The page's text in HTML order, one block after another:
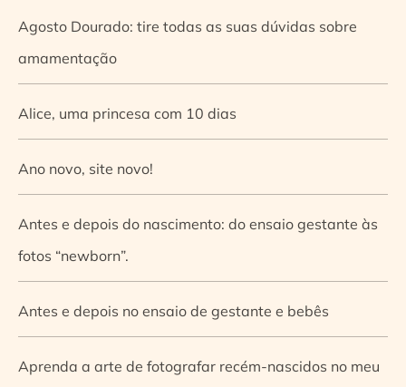
Agosto Dourado: tire todas as suas dúvidas sobre
amamentação
Alice, uma princesa com 10 dias
Ano novo, site novo!
Antes e depois do nascimento: do ensaio gestante às
fotos “newborn”.
Antes e depois no ensaio de gestante e bebês
Aprenda a arte de fotografar recém-nascidos no meu